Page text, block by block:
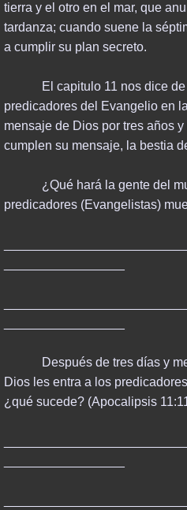
tierra y el otro en el mar, que
tardanza; cuando suene la
a cumplir su plan secreto.
El capitulo 11 nos dice de
predicadores del Evangelio en
mensaje de Dios por tres años
cumplen su mensaje, la bestia
¿Qué hará la gente del
predicadores (Evangelistas)
Después de tres días y
Dios les entra a los
¿qué sucede? (Apocalipsis